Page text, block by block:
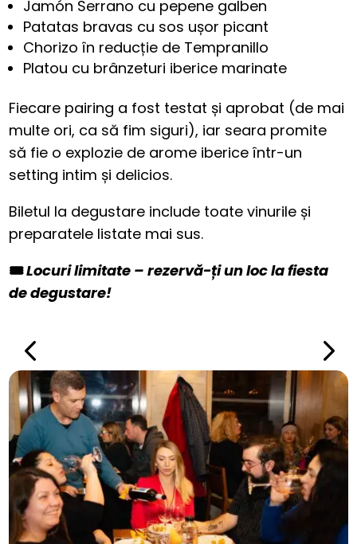
Jamón Serrano cu pepene galben
Patatas bravas cu sos ușor picant
Chorizo în reducție de Tempranillo
Platou cu brânzeturi iberice marinate
Fiecare pairing a fost testat și aprobat (de mai
multe ori, ca să fim siguri), iar seara promite
să fie o explozie de arome iberice într-un
setting intim și delicios.
Biletul la degustare include toate vinurile și
preparatele listate mai sus.
🎟️Locuri limitate – rezervă-ți un loc la fiesta
de degustare!